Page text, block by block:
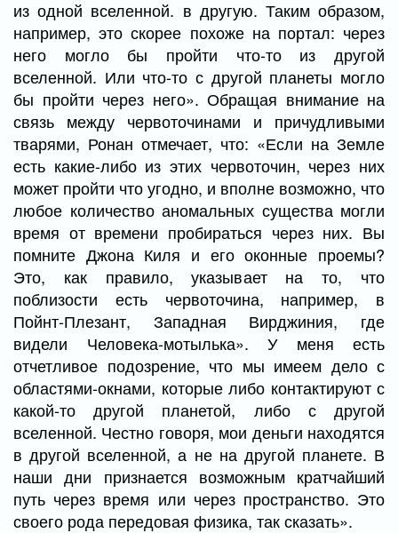
из одной вселенной. в другую. Таким образом,
например, это скорее похоже на портал: через
него могло бы пройти что-то из другой
вселенной. Или что-то с другой планеты могло
бы пройти через него». Обращая внимание на
связь между червоточинами и причудливыми
тварями, Ронан отмечает, что: «Если на Земле
есть какие-либо из этих червоточин, через них
может пройти что угодно, и вполне возможно, что
любое количество аномальных существа могли
время от времени пробираться через них. Вы
помните Джона Киля и его оконные проемы?
Это, как правило, указывает на то, что
поблизости есть червоточина, например, в
Пойнт-Плезант, Западная Вирджиния, где
видели Человека-мотылька». У меня есть
отчетливое подозрение, что мы имеем дело с
областями-окнами, которые либо контактируют с
какой-то другой планетой, либо с другой
вселенной. Честно говоря, мои деньги находятся
в другой вселенной, а не на другой планете. В
наши дни признается возможным кратчайший
путь через время или через пространство. Это
своего рода передовая физика, так сказать».